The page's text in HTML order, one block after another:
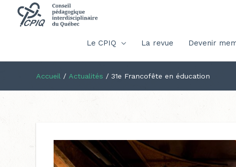
Le CPIQ La revue Devenir
Accueil / Actualités / 31e Francofête en éducation